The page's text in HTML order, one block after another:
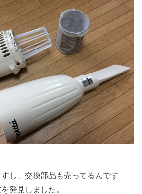
し、交換部品も売ってるんです
発見しました。